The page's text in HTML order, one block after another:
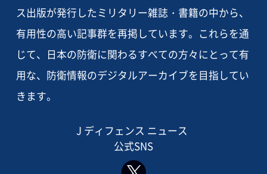
ス出版が発行したミリタリー雑誌・書籍の中から、
有用性の高い記事群を再掲しています。これらを通
じて、日本の防衛に関わるすべての方々にとって有
用な、防衛情報のデジタルアーカイブを目指してい
きます。
J ディフェンス ニュース
公式SNS